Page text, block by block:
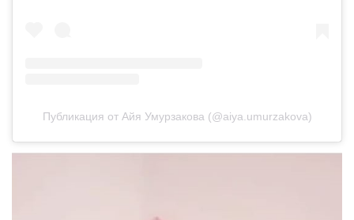
Публикация от Айя Умурзакова (@aiya.umurzakova)